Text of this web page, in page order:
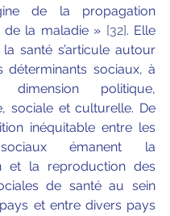
de la propagation
de la maladie » [32]. Elle
santé s’articule autour
déterminants sociaux, à
politique,
sociale et culturelle. De
inéquitable entre les
émanent la
et la reproduction des
de santé au sein
et entre divers pays